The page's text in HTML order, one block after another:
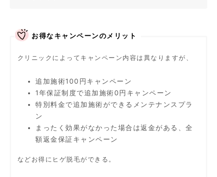
お得なキャンペーンのメリット
クリニックによってキャンペーン内容は異なりますが、
追加施術100円キャンペーン
1年保証制度で追加施術0円キャンペーン
特別料金で追加施術ができるメンテナンスプラ
ン
まったく効果がなかった場合は返金がある、全
額返金保証キャンペーン
などお得にヒゲ脱毛ができる。